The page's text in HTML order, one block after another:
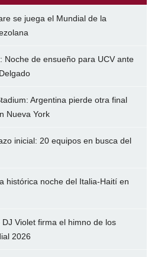
se juega el Mundial de la
Noche de ensueño para UCV ante
Argentina pierde otra final
Nueva York
inicial: 20 equipos en busca del
histórica noche del Italia-Haití en
Violet firma el himno de los
2026